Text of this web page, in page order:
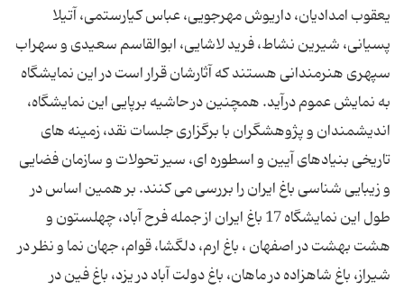
یعقوب امدادیان، داریوش مهرجویی، عباس كیارستمی، آتیلا
پسیانی، شیرین نشاط، فرید لاشایی، ابوالقاسم سعیدی و سهراب
سپهری هنرمندانی هستند كه آثارشان قرار است در این نمایشگاه
به نمایش عموم درآید. همچنین در حاشیه برپایی این نمایشگاه،
اندیشمندان و پژوهشگران با برگزاری جلسات نقد، زمینه های
تاریخی بنیادهای آیین و اسطوره ای، سیر تحولات و سازمان فضایی
و زیبایی شناسی باغ ایران را بررسی می كنند. بر همین اساس در
طول این نمایشگاه 17 باغ ایران از جمله فرح آباد، چهلستون و
هشت بهشت در اصفهان ، باغ ارم، دلگشا، قوام، جهان نما و نظر در
شیراز، باغ شاهزاده در ماهان، باغ دولت آباد در یزد، باغ فین در